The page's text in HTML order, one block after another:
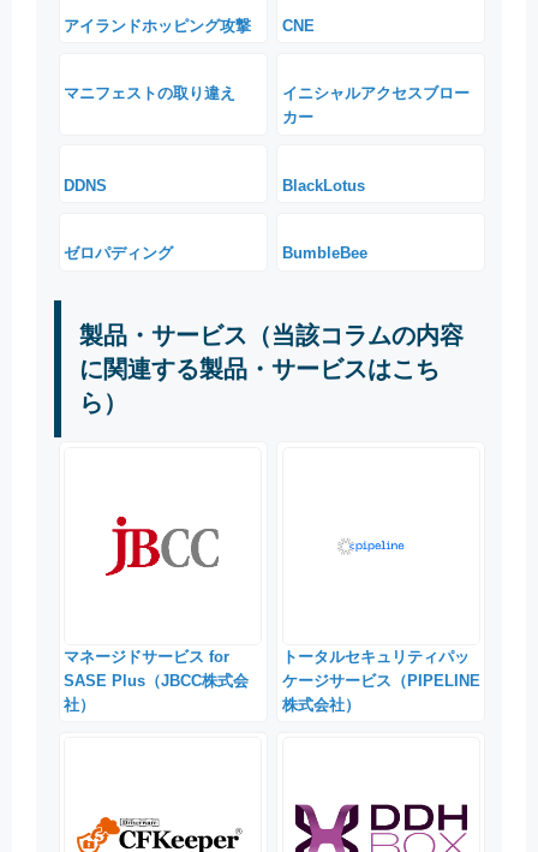
アイランドホッピング攻撃 CNE
マニフェストの取り違え
イニシャルアクセスブロー
カー
DDNS BlackLotus
ゼロパディング BumbleBee
製品・サービス（当該コラムの内容
に関連する製品・サービスはこち
ら）
マネージドサービス for
SASE Plus（JBCC株式会
社）
トータルセキュリティパッ
ケージサービス（PIPELINE
株式会社）